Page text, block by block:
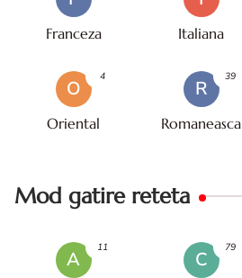
Franceza Italiana
O
Oriental
4
R
Romaneasca
39
Mod gatire reteta
A
11
C
79